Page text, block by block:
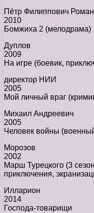
Пётр Филиппович
2010
Бомжиха 2 (мелодрама)
Дуплов
2009
На игре (боевик,
директор НИИ
2005
Мой личный враг
Михаил Андреевич
2005
Человек войны
Морозов
2002
Марш Турецкого (3
приключения,
Илларион
2014
Господа-товарищи